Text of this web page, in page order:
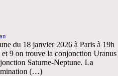
du 18 janvier 2026 à Paris à 19h
9 on trouve la conjonction Uranus
Saturne-Neptune. La
(…)